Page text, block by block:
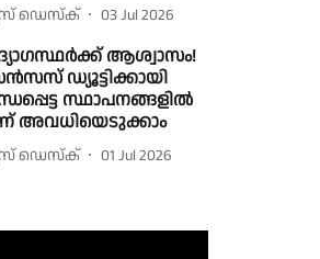
ഡെസ്ക് 03 Jul 2026
ആശ്വാസം!
ഡ്യൂട്ടിക്കായി
സ്ഥാപനങ്ങളിൽ
അവധിയെടുക്കാം
ഡെസ്ക് 01 Jul 2026